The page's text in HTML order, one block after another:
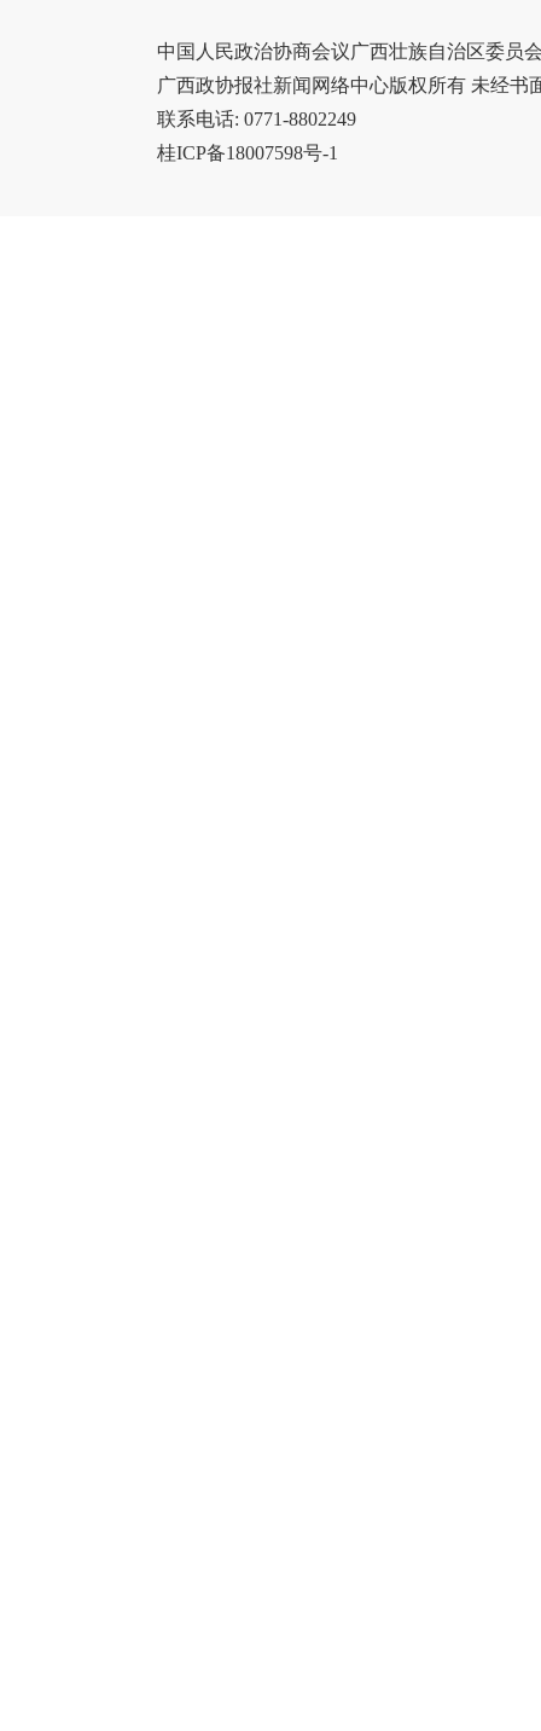
中国人民政治协商会议广西壮族自治区委员
广西政协报社新闻网络中心版权所有 未经书
联系电话: 0771-8802249
桂ICP备18007598号-1